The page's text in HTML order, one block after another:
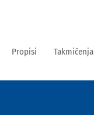
Propisi Takmičenja